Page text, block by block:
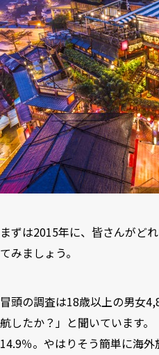
まずは2015年に、皆さんがど
てみましょう。
冒頭の調査は18歳以上の男女
航したか？」と聞いています
14.9％。やはりそう簡単に海